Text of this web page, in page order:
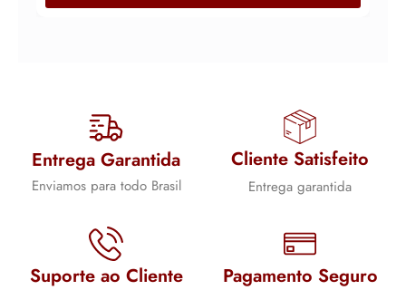
Entrega Garantida
Enviamos para todo Brasil
Cliente Satisfeito
Entrega garantida
Suporte ao Cliente Pagamento Seguro